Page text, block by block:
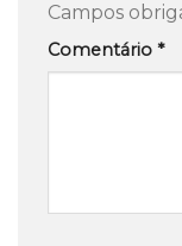
Campos
Comentário *